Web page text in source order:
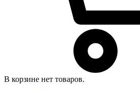
В корзине нет товаров.